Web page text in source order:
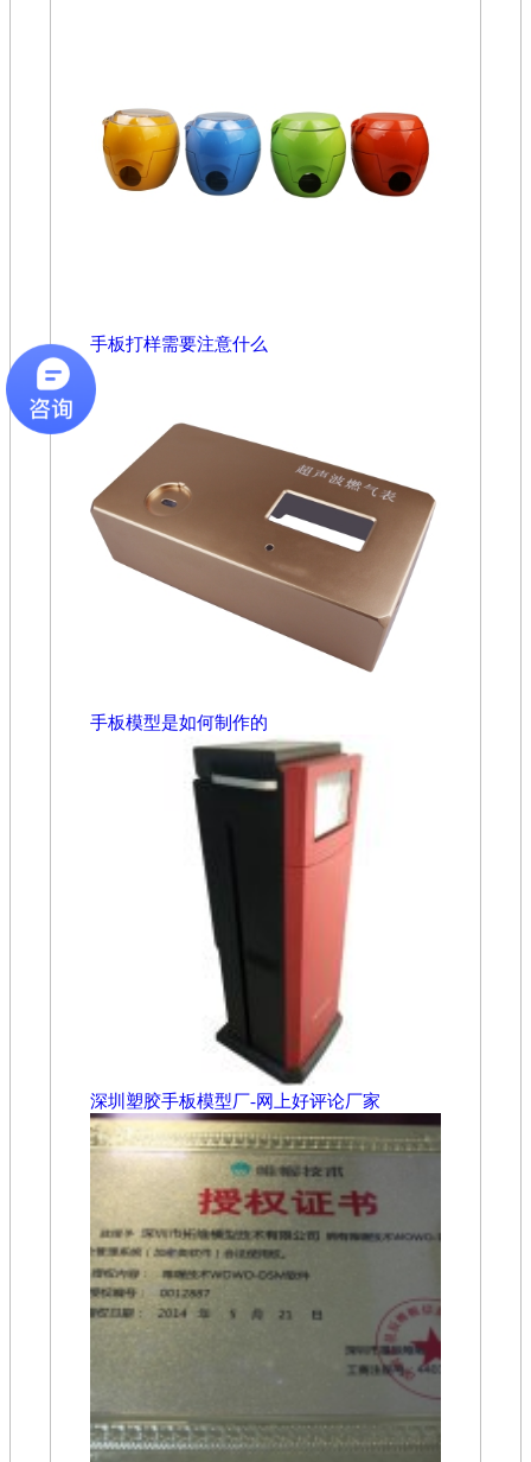
手板打样需要注意什么
手板模型是如何制作的
深圳塑胶手板模型厂-网上好评论厂家